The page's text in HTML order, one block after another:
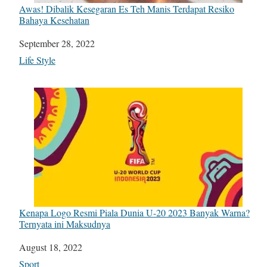
Awas! Dibalik Kesegaran Es Teh Manis Terdapat Resiko
Bahaya Kesehatan
Date
September 28, 2022
In relation to
Life Style
Kenapa Logo Resmi Piala Dunia U-20 2023 Banyak Warna?
Ternyata ini Maksudnya
Date
August 18, 2022
In relation to
Sport